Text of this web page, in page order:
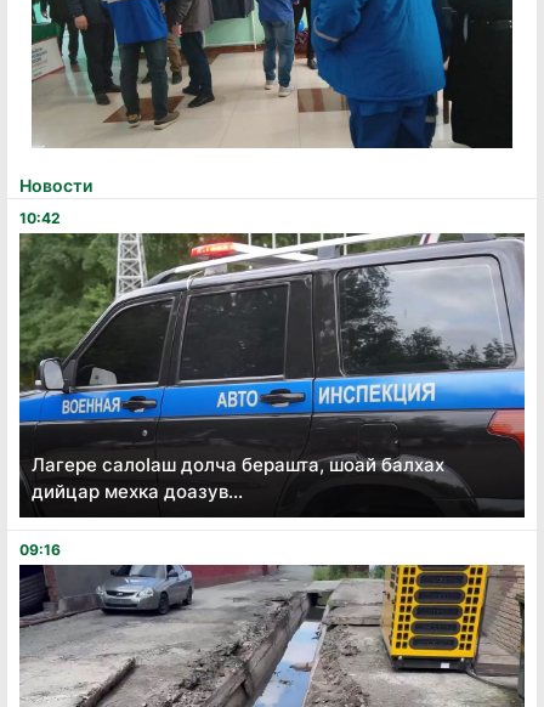
Новости
10:42
Лагере салоӏаш долча берашта, шоай балхах
дийцар мехка доазув...
09:16